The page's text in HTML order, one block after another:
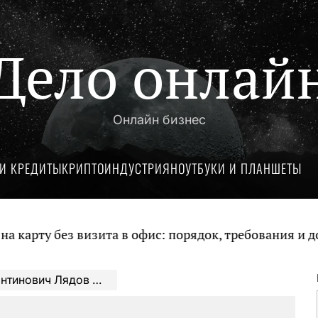
Онлайн бизнес
КРЕДИТЫКРИПТОИНДУСТРИЯНОУТБУКИ И ПЛАНШЕТЫ
визита в офис: порядок, требования и
гениального русского композитора